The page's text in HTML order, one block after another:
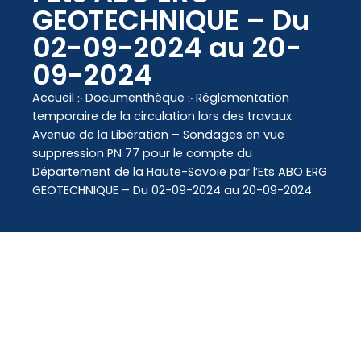
principalGEOTECHNIQUE – Du
02-09-2024 au 20-
09-2024
Accueil ჻ Documenthèque ჻ Réglementation
temporaire de la circulation lors des travaux
Avenue de la Libération – Sondages en vue
suppression PN 77 pour le compte du
Département de la Haute-Savoie par l’Ets ABO ERG
GEOTECHNIQUE – Du 02-09-2024 au 20-09-2024